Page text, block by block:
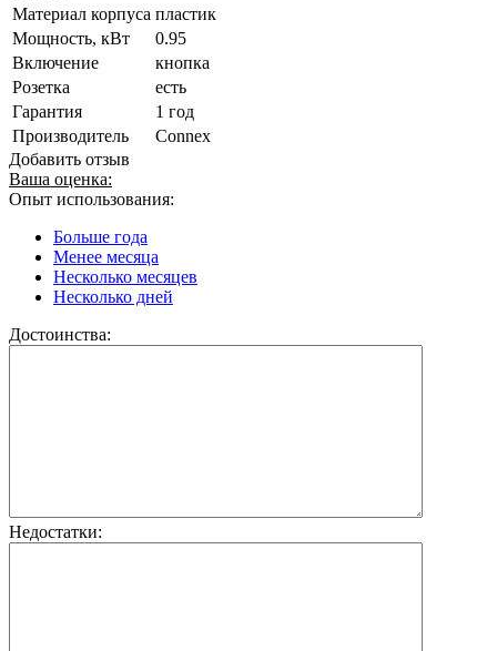
Материал корпуса пластик
Мощность, кВт
0.95
Включение
кнопка
Розетка
есть
Гарантия
1 год
Производитель
Connex
Добавить отзыв
Ваша оценка:
Опыт использования:
Больше года
Менее месяца
Несколько месяцев
Несколько дней
Достоинства:
Недостатки: